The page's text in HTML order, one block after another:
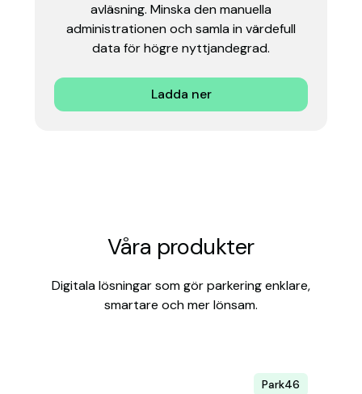
avläsning. Minska den manuella
administrationen och samla in värdefull
data för högre nyttjandegrad.
Ladda ner
Våra produkter
Digitala lösningar som gör parkering enklare,
smartare och mer lönsam.
Park46